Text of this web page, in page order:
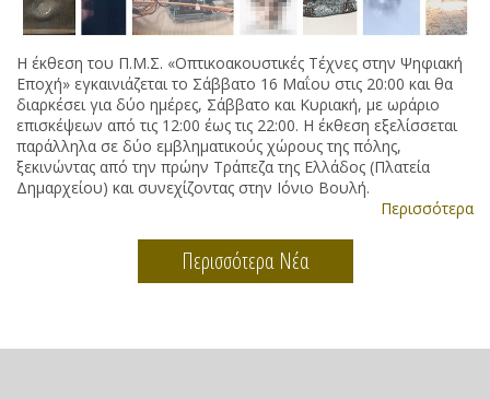
Η έκθεση του Π.Μ.Σ. «Οπτικοακουστικές Τέχνες στην Ψηφιακή
Εποχή» εγκαινιάζεται το Σάββατο 16 Μαΐου στις 20:00 και θα
διαρκέσει για δύο ημέρες, Σάββατο και Κυριακή, με ωράριο
επισκέψεων από τις 12:00 έως τις 22:00. Η έκθεση εξελίσσεται
παράλληλα σε δύο εμβληματικούς χώρους της πόλης,
ξεκινώντας από την πρώην Τράπεζα της Ελλάδος (Πλατεία
Δημαρχείου) και συνεχίζοντας στην Ιόνιο Βουλή.
Περισσότερα
Περισσότερα Νέα